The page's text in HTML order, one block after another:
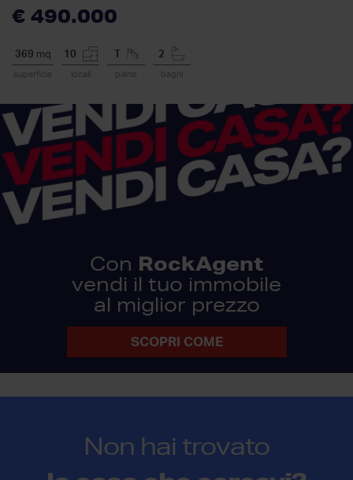
€ 490.000
369 mq
superficie
10
locali piano
2
bagni
Con RockAgent
vendi il tuo immobile
al miglior prezzo
SCOPRI COME
Non hai trovato